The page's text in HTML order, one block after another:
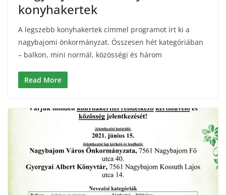
konyhakertek
A legszebb konyhakertek címmel programot írt ki a
nagybajomi önkormányzat. Összesen hét kategóriában
– balkon, mini normál, közösségi és három
Read More